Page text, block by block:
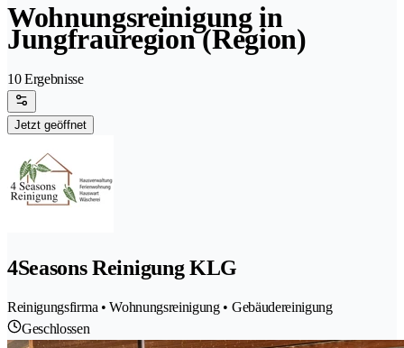
Wohnungsreinigung in
Jungfrauregion (Region)
10 Ergebnisse
Jetzt geöffnet
4Seasons Reinigung KLG
Reinigungsfirma • Wohnungsreinigung • Gebäudereinigung
Geschlossen